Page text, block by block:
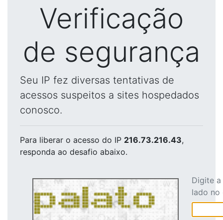
Verificação
de segurança
Seu IP fez diversas tentativas de
acessos suspeitos a sites hospedados
conosco.
Para liberar o acesso do IP 216.73.216.43,
responda ao desafio abaixo.
Digite
lado no